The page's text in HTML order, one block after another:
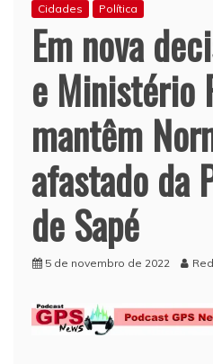
Cidades Política
Em nova
e Ministério
mantêm
afastado da
de Sapé
5 de novembro de 2022